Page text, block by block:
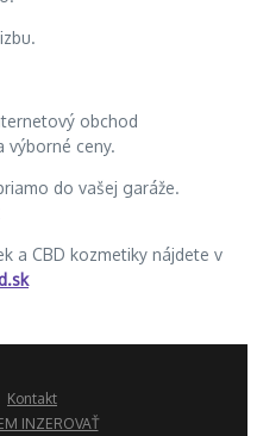
obchod
výborné ceny.
do vašej garáže.
a CBD kozmetiky nájdete v
Kontakt
INZEROVAŤ